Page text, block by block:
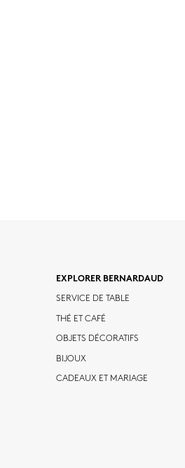
EXPLORER BERNARDAUD
SERVICE DE TABLE
THÉ ET CAFÉ
OBJETS DÉCORATIFS
BIJOUX
CADEAUX ET MARIAGE